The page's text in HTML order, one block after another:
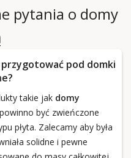
pytania o domy
przygotować pod domki
takie jak domy
być zwieńczone
płyta. Zalecamy aby była
solidne i pewne